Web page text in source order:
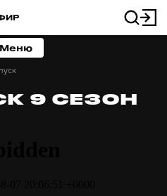
9 СЕЗОН